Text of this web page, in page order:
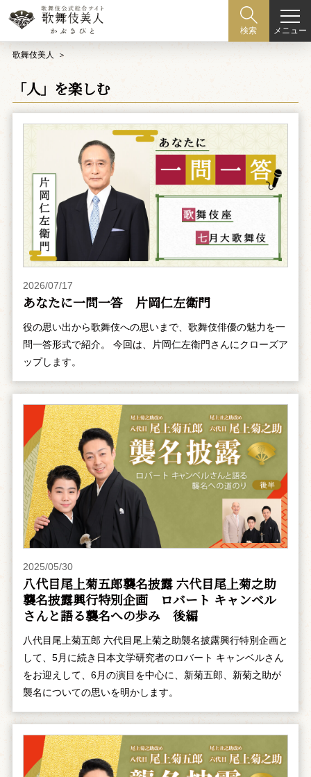
検索 メニュー
歌舞伎美人
「人」を楽しむ
2026/07/17
あなたに一問一答 片岡仁左衛門
役の思い出から歌舞伎への思いまで、歌舞伎俳優の魅力を一
問一答形式で紹介。 今回は、片岡仁左衛門さんにクローズア
ップします。
2025/05/30
八代目尾上菊五郎襲名披露 六代目尾上菊之助
襲名披露興行特別企画 ――ロバート キャンベル
さんと語る襲名への歩み 後編
八代目尾上菊五郎 六代目尾上菊之助襲名披露興行特別企画と
して、5月に続き日本文学研究者のロバート キャンベルさん
をお迎えして、6月の演目を中心に、新菊五郎、新菊之助が
襲名についての思いを明かします。